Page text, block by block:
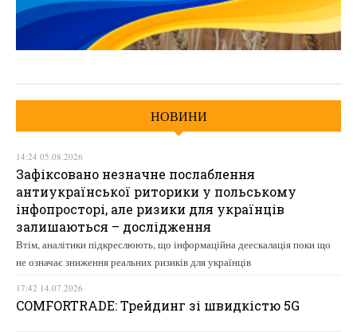
НОВИНИ
14:24 05.08.2026
Зафіксовано незначне послаблення
антиукраїнської риторики у польському
інфопросторі, але ризики для українців
залишаються – дослідження
Втім, аналітики підкреслюють, що інформаційна деескалація поки що
не означає зниження реальних ризиків для українців
17:42 14.07.2026
COMFORTRADE: Трейдинг зі швидкістю 5G